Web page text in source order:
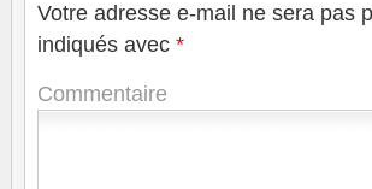
Votre adresse e-mail ne sera pas
indiqués avec *
Commentaire